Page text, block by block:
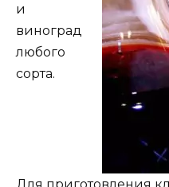
и
виноград
любого
сорта.